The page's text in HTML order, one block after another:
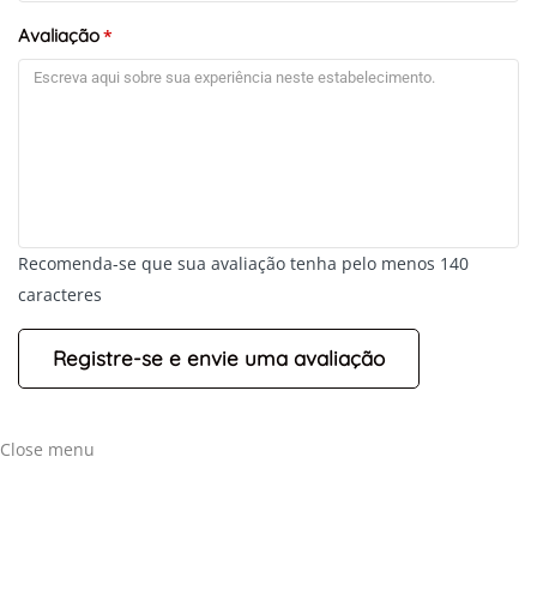
Avaliação*
Recomenda-se que sua avaliação tenha pelo menos 140
caracteres
Close menu